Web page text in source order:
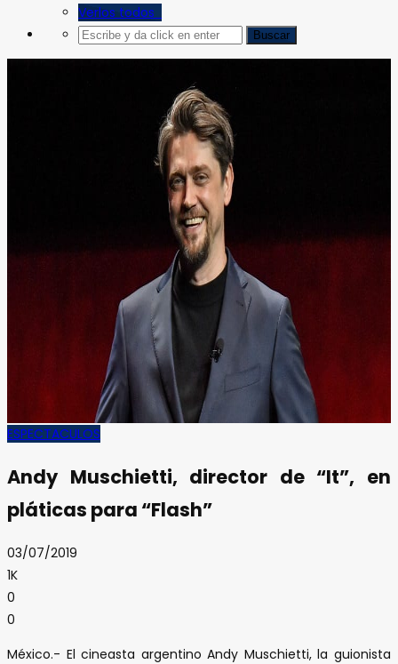
Verlos todos
ESPECTACULOS
Andy Muschietti, director de “It”, en
pláticas para “Flash”
03/07/2019
1K
0
0
México.- El cineasta argentino Andy Muschietti, la guionista